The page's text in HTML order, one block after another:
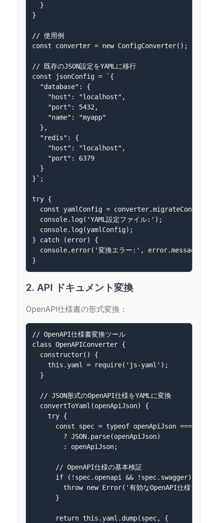
  }
}
// 使用例
const converter = new ConfigConverter();
// 既存のJSON設定をYAMLに移行
const jsonConfig = `{
  "database": {
    "host": "localhost",
    "port": 5432,
    "name": "myapp"
  },
  "redis": {
    "host": "localhost",
    "port": 6379
  }
}`;
try {
const yamlConfig =
  console.log('YAML設定ファイル:');
  console.log(yamlConfig);
} catch (error) {
  console.error('変換エラー:', error.message);
2. API ドキュメント変換
OpenAPI仕様書の形式変換：
// OpenAPI仕様書変換ツール
class OpenAPIConverter {
  constructor() {
    this.yaml = require('js-yaml');
  }
  // JSON形式のOpenAPI仕様をYAMLに変換
  convertToYaml(openApiJson) {
    try {
const spec = typeof openApiJson ===
        ? JSON.parse(openApiJson)
        : openApiJson;
      // OpenAPI仕様の基本検証
      if (!spec.openapi && !spec.swagger) {
throw new Error('有効なOpenAPI仕様ではあ
      }
      return this.yaml.dump(spec, {